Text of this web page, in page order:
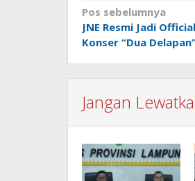
Navigasi
pos
Pos sebelumnya
JNE Resmi Jadi
Konser “Dua
Jangan